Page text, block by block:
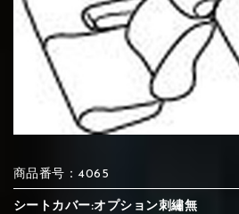
⑩White ⑪Black
⑦Blue ⑧Orange
⑦Blue
④Beige ⑤Ivory
④Beige ⑤Ivory
商品番号：4065
シートカバー:オプション刺繡無